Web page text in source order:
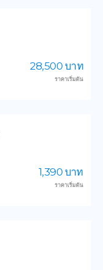
28,500 บาท
ราคาเริ่มต้น
1,390 บาท
ราคาเริ่มต้น